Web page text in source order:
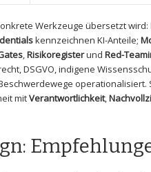
Werkzeuge übersetzt wird:⁢
kennzeichnen KI-Anteile;
,Risikoregisterund Red-
DSGVO, indigene
mit‍Verantwortlichkeit,